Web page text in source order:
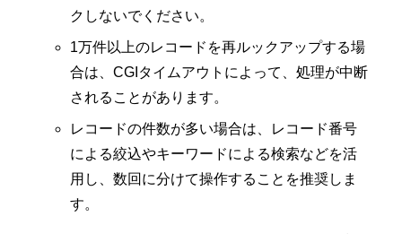
クしないでください。
1万件以上のレコードを再ルックアップする場
合は、CGIタイムアウトによって、処理が中断
されることがあります。
レコードの件数が多い場合は、レコード番号
による絞込やキーワードによる検索などを活
用し、数回に分けて操作することを推奨しま
す。